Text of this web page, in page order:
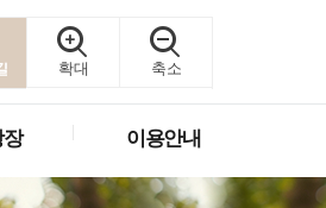
확대 축소
이용안내